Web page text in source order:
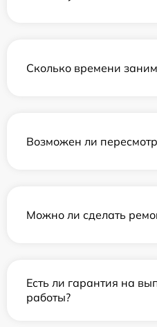
Сколько времени
Возможен ли
Можно ли сделать
Есть ли гарантия на
работы?